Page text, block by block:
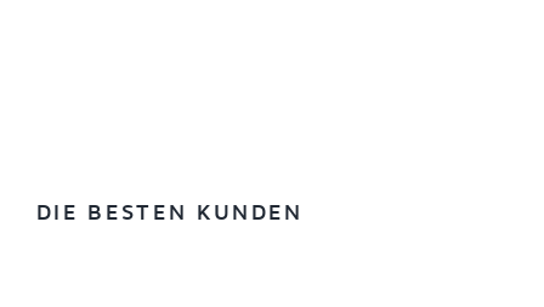
DIE BESTEN KUNDEN